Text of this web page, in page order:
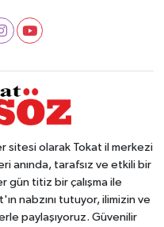
olarak Tokat il merkezi
anında, tarafsız ve etkili bir
gün titiz bir çalışma ile
nabzını tutuyor, ilimizin ve
paylaşıyoruz. Güvenilir